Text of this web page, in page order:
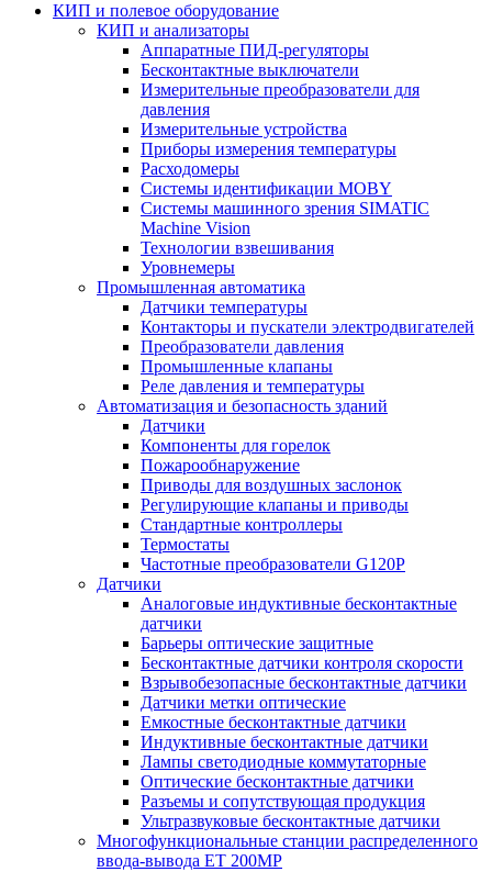
КИП и полевое оборудование
КИП и анализаторы
Аппаратные ПИД-регуляторы
Бесконтактные выключатели
Измерительные преобразователи для
давления
Измерительные устройства
Приборы измерения температуры
Расходомеры
Системы идентификации MOBY
Системы машинного зрения SIMATIC
Machine Vision
Технологии взвешивания
Уровнемеры
Промышленная автоматика
Датчики температуры
Контакторы и пускатели электродвигателей
Преобразователи давления
Промышленные клапаны
Реле давления и температуры
Автоматизация и безопасность зданий
Датчики
Компоненты для горелок
Пожарообнаружение
Приводы для воздушных заслонок
Регулирующие клапаны и приводы
Стандартные контроллеры
Термостаты
Частотные преобразователи G120P
Датчики
Аналоговые индуктивные бесконтактные
датчики
Барьеры оптические защитные
Бесконтактные датчики контроля скорости
Взрывобезопасные бесконтактные датчики
Датчики метки оптические
Емкостные бесконтактные датчики
Индуктивные бесконтактные датчики
Лампы светодиодные коммутаторные
Оптические бесконтактные датчики
Разъемы и сопутствующая продукция
Ультразвуковые бесконтактные датчики
Многофункциональные станции распределенного
ввода-вывода ET 200MP